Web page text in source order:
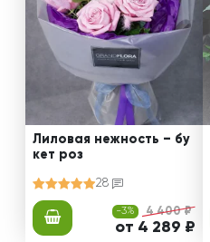
Лиловая нежность – бу
кет роз
28
-3% 4 400 ₽
от 4 289 ₽